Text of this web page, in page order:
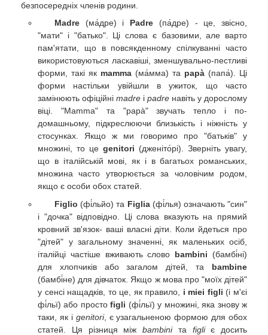
безпосередніх членів родини.
Madre (ма́дре) і Padre (па́дре) - це, звісно,
"мати" і "батько". Ці слова є базовими, але варто
пам'ятати, що в повсякденному спілкуванні часто
використовуються ласкавіші, зменшувально-пестливі
форми, такі як mamma (ма́мма) та papà (папа́). Ці
форми настільки увійшли в ужиток, що часто
замінюють офіційні madre і padre навіть у дорослому
віці. "Mamma" та "papà" звучать тепло і по-
домашньому, підкреслюючи близькість і ніжність у
стосунках. Якщо ж ми говоримо про "батьків" у
множині, то це genitori (дженіто́рі). Зверніть увагу,
що в італійській мові, як і в багатьох романських,
множина часто утворюється за чоловічим родом,
якщо є особи обох статей.
Figlio (фі́льйо) та Figlia(фі́лья) означають "син"
і "дочка" відповідно. Ці слова вказують на прямий
кровний зв'язок- ваші власні діти. Коли йдеться про
"дітей" у загальному значенні, як маленьких осіб,
італійці частіше вживають слово bambini (бамбі́ні)
для хлопчиків або загалом дітей, та bambine
(бамбі́не) для дівчаток. Якщо ж мова про "моїх дітей"
у сенсі нащадків, то це, як правило, i miei figli (і м'єі
фі́льї) або простоfigli (фі́льї) у множині, яка знову ж
таки, як і genitori, є узагальненою формою для обох
статей. Ця різниця між bambiniта figliє досить